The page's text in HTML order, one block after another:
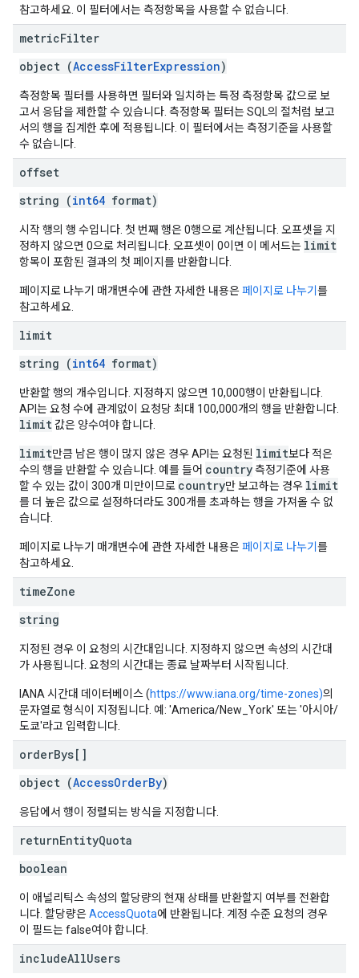
참고하세요. 이 필터에서는 측정항목을 사용할 수 없습니다.
metricFilter
object (AccessFilterExpression)
측정항목 필터를 사용하면 필터와 일치하는 특정 측정항목 값으로 보
고서 응답을 제한할 수 있습니다. 측정항목 필터는 SQL의 절처럼 보고
서의 행을 집계한 후에 적용됩니다. 이 필터에서는 측정기준을 사용할
수 없습니다.
offset
string (int64 format)
시작 행의 행 수입니다. 첫 번째 행은 0행으로 계산됩니다. 오프셋을 지
정하지 않으면 0으로 처리됩니다. 오프셋이 0이면 이 메서드는 limit
항목이 포함된 결과의 첫 페이지를 반환합니다.
페이지로 나누기 매개변수에 관한 자세한 내용은페이지로 나누기 를
참고하세요.
limit
string (int64 format)
반환할 행의 개수입니다. 지정하지 않으면 10,000행이 반환됩니다.
API는 요청 수에 관계없이 요청당 최대 100,000개의 행을 반환합니다.
limit값은 양수여야 합니다.
limit만큼 남은 행이 많지 않은 경우 API는 요청된 limit보다 적은
수의 행을 반환할 수 있습니다. 예를 들어 country측정기준에 사용
할 수 있는 값이 300개 미만이므로 country만 보고하는 경우 limit
를 더 높은 값으로 설정하더라도 300개를 초과하는 행을 가져올 수 없
습니다.
페이지로 나누기 매개변수에 관한 자세한 내용은페이지로 나누기 를
참고하세요.
timeZone
string
지정된 경우 이 요청의 시간대입니다. 지정하지 않으면 속성의 시간대
가 사용됩니다. 요청의 시간대는 종료 날짜부터 시작됩니다.
IANA 시간대 데이터베이스 (https://www.iana.org/time-zones)의
문자열로 형식이 지정됩니다. 예: 'America/New_York' 또는 '아시아/
도쿄'라고 입력합니다.
orderBys[]
object (AccessOrderBy)
응답에서 행이 정렬되는 방식을 지정합니다.
returnEntityQuota
boolean
이 애널리틱스 속성의 할당량의 현재 상태를 반환할지 여부를 전환합
니다. 할당량은AccessQuota에 반환됩니다. 계정 수준 요청의 경우
이 필드는 false여야 합니다.
includeAllUsers